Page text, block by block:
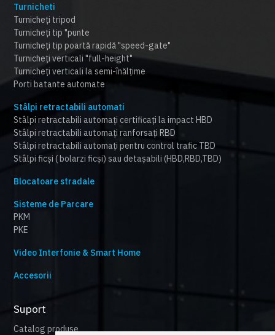
Turnicheti
Turnicheți tripod
Turnicheți tip "punte
Turnicheți tip poartă rapidă "speed-gate"
Turnicheți verticali "full-height"
Turnicheți verticali la semi-înălțime
Porti batante automate
Stâlpi retractabili automati
Stâlpi retractabili automați certificați la impact HBD
Stâlpi retractabili automați ranforsați RBD
Stâlpi retractabili automați pentru control trafic TBD
Stâlpi ficși ( bolarzi ficși) sau detașabili (HBD,RBD,TBD)
Blocatoare stradale
Sisteme de Parcare
PKM
PKE
Video Interfonie & Smart Home
Accesorii
Suport
Catalog produse